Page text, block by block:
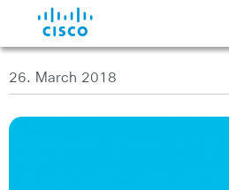
26. March 2018